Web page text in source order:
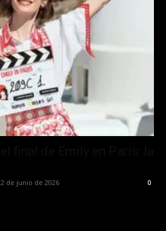
2 de junio de 2026 0